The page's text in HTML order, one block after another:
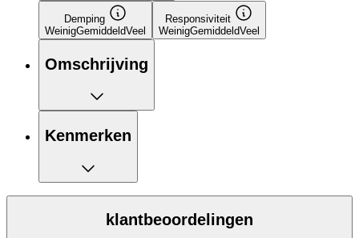
Demping
WeinigGemiddeldVeel
Responsiviteit
WeinigGemiddeldVeel
Omschrijving
Kenmerken
klantbeoordelingen